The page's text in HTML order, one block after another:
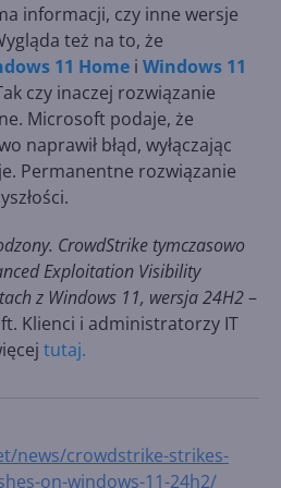
informacji, czy inne wersje
też na to, że
11 Home i Windows 11
czy inaczej rozwiązanie
Microsoft podaje, że
naprawił błąd, wyłączając
Permanentne rozwiązanie
CrowdStrike tymczasowo
Exploitation Visibility
z Windows 11, wersja 24H2–
Klienci i administratorzy IT
tutaj.
news/crowdstrike-strikes-
on-windows-11-24h2/